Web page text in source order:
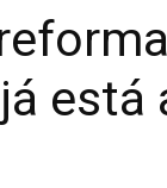
está